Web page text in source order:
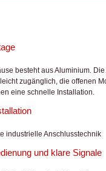
besteht aus Aluminium.
zugänglich, die offenen
eine schnelle Installation.
industrielle Anschlusstechnik
und klare Signale